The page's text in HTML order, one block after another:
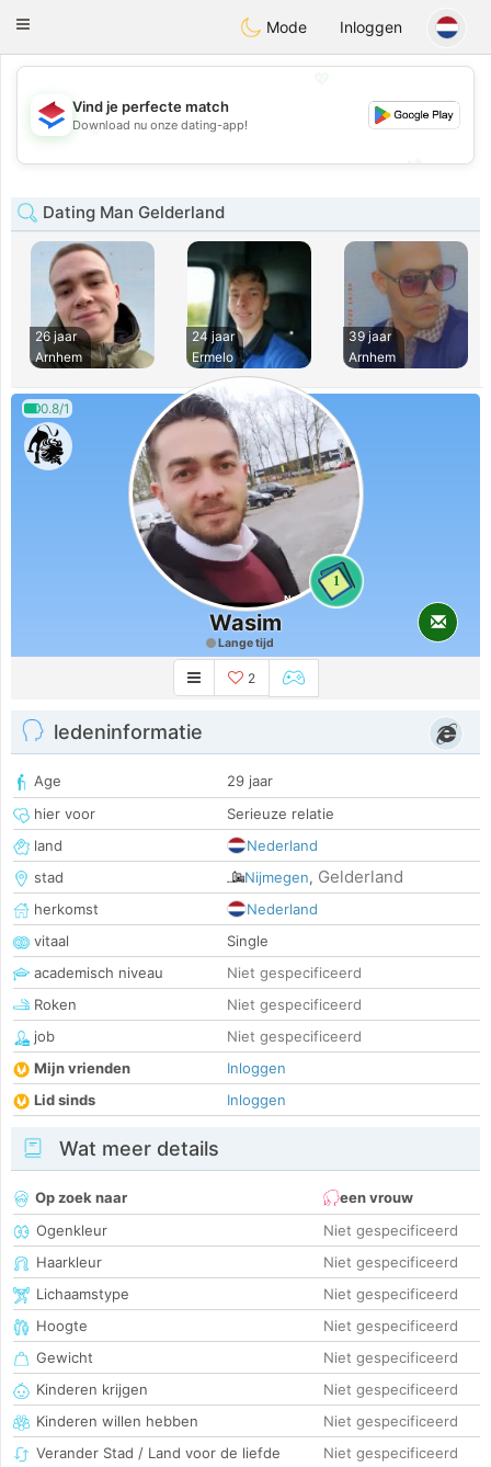
NederlandChat
Toggle
Mode Inloggen
💖
💕
Vind je perfecte match
Download nu onze dating-app!
Dating Man Gelderland
26 jaar
Arnhem
24 jaar
Ermelo
39 jaar
Arnhem
0.8/1
1
Wasim
Lange tijd
2
ledeninformatie
Age
29 jaar
hier voor
Serieuze relatie
land
Nederland
stad
Nijmegen, Gelderland
herkomst
Nederland
vitaal
Single
academisch niveau
Niet gespecificeerd
Roken
Niet gespecificeerd
job
Niet gespecificeerd
Mijn vrienden
Inloggen
Lid sinds
Inloggen
Wat meer details
Op zoek naar
een vrouw
Ogenkleur
Niet gespecificeerd
Haarkleur
Niet gespecificeerd
Lichaamstype
Niet gespecificeerd
Hoogte
Niet gespecificeerd
Gewicht
Niet gespecificeerd
Kinderen krijgen
Niet gespecificeerd
Kinderen willen hebben
Niet gespecificeerd
Verander Stad / Land voor de liefde
Niet gespecificeerd